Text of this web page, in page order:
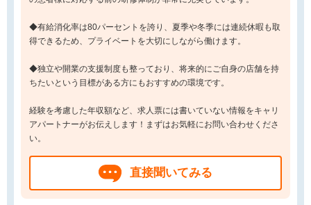
◆有給消化率は80パーセントを誇り、夏季や冬季には連続休暇も取
得できるため、プライベートを大切にしながら働けます。
◆独立や開業の支援制度も整っており、将来的にご自身の店舗を持
ちたいという目標がある方にもおすすめの環境です。
経験を考慮した年収額など、求人票には書いていない情報をキャリ
アパートナーがお伝えします！まずはお気軽にお問い合わせくださ
い。
直接聞いてみる